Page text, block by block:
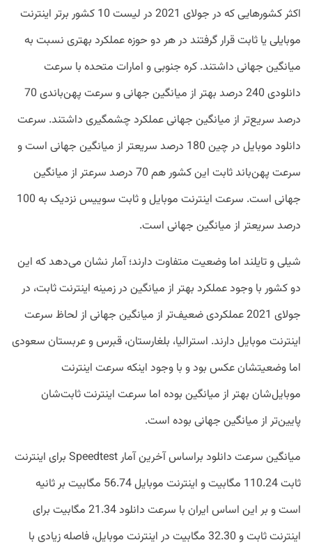
اکثر کشور‌هایی که در جولای 2021 در لیست 10 کشور برتر اینترنت
موبایلی یا ثابت قرار گرفتند در هر دو حوزه عملکرد بهتری نسبت به
میانگین جهانی داشتند. کره جنوبی و امارات متحده با سرعت
دانلودی 240 درصد بهتر از میانگین جهانی و سرعت پهن‌باندی 70
درصد سریع‌تر از میانگین جهانی عملکرد چشمگیری داشتند. سرعت
دانلود موبایل در چین 180 درصد سریعتر از میانگین جهانی است و
سرعت پهن‌باند ثابت این کشور هم 70 درصد سرعتر از میانگین
جهانی است. سرعت اینترنت موبایل و ثابت سوییس نزدیک به 100
درصد سریعتر از میانگین جهانی است.
شیلی و تایلند اما وضعیت متفاوت دارند؛ آمار نشان می‌دهد که این
دو کشور با وجود عملکرد بهتر از میانگین در زمینه اینترنت ثابت، در
جولای 2021 عملکردی ضعیف‌تر از میانگین جهانی از لحاظ سرعت
اینترنت موبایل دارند. استرالیا، بلغارستان، قبرس و عربستان سعودی
اما وضعیتشان عکس بود و با وجود اینکه سرعت اینترنت
موبایل‌شان بهتر از میانگین بوده اما سرعت اینترنت ثابت‌شان
پایین‌تر از میانگین جهانی بوده است.
میانگین سرعت دانلود براساس آخرین آمار Speedtest برای اینترنت
ثابت 110.24 مگابیت و اینترنت موبایل 56.74 مگابیت بر ثانیه
است و بر این اساس ایران با سرعت دانلود 21.34 مگابیت برای
اینترنت ثابت و 32.30 مگابیت در اینترنت موبایل، فاصله زیادی با